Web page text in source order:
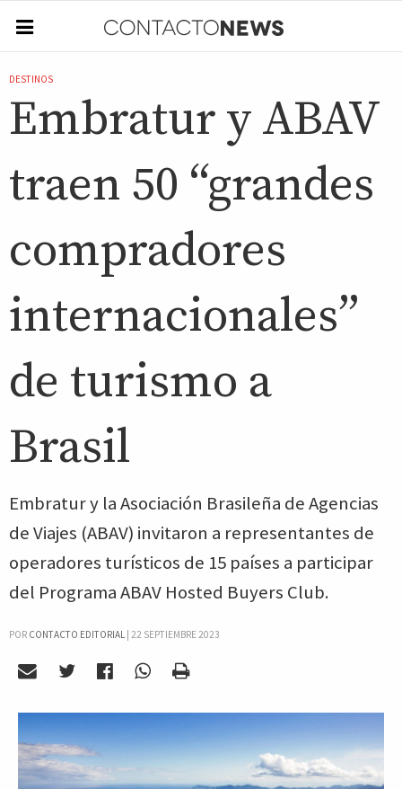
DESTINOS
Embratur y ABAV
traen 50 “grandes
compradores
internacionales”
de turismo a
Brasil
Embratur y la Asociación Brasileña de Agencias
de Viajes (ABAV) invitaron a representantes de
operadores turísticos de 15 países a participar
del Programa ABAV Hosted Buyers Club.
POR CONTACTO EDITORIAL| 22 SEPTIEMBRE 2023